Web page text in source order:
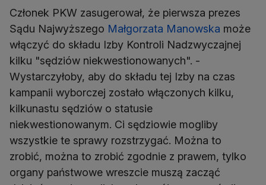
Członek PKW zasugerował, że pierwsza prezes
Sądu Najwyższego Małgorzata Manowska może
włączyć do składu Izby Kontroli Nadzwyczajnej
kilku "sędziów niekwestionowanych". -
Wystarczyłoby, aby do składu tej Izby na czas
kampanii wyborczej zostało włączonych kilku,
kilkunastu sędziów o statusie
niekwestionowanym. Ci sędziowie mogliby
wszystkie te sprawy rozstrzygać. Można to
zrobić, można to zrobić zgodnie z prawem, tylko
organy państwowe wreszcie muszą zacząć